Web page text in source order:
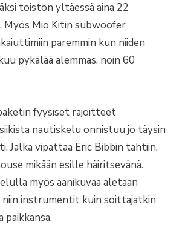
toiston yltäessä aina 22
Myös Mio Kitin subwoofer
paremmin kun niiden
pykälää alemmas, noin 60
fyysiset rajoitteet
nautiskelu onnistuu jo täysin
Jalka vipattaa Eric Bibbin tahtiin,
mikään esille häiritsevänä.
myös äänikuvaa aletaan
niin instrumentit kuin soittajatkin